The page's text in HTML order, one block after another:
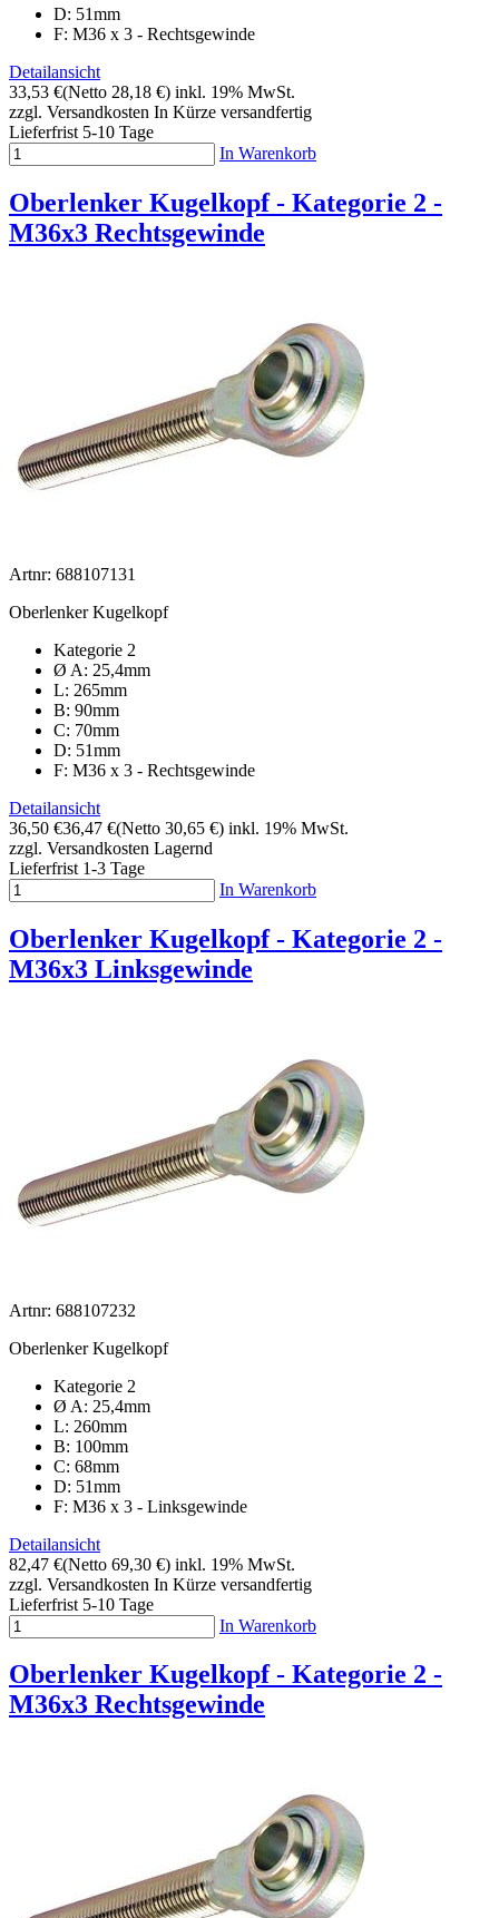
D: 51mm
F: M36 x 3 - Rechtsgewinde
Detailansicht
33,53 €(Netto 28,18 €) inkl. 19% MwSt.
zzgl. Versandkosten In Kürze versandfertig
Lieferfrist 5-10 Tage
In Warenkorb
Oberlenker Kugelkopf - Kategorie 2 -
M36x3 Rechtsgewinde
Artnr: 688107131
Oberlenker Kugelkopf
Kategorie 2
Ø A: 25,4mm
L: 265mm
B: 90mm
C: 70mm
D: 51mm
F: M36 x 3 - Rechtsgewinde
Detailansicht
36,50 €36,47 €(Netto 30,65 €) inkl. 19% MwSt.
zzgl. Versandkosten Lagernd
Lieferfrist 1-3 Tage
In Warenkorb
Oberlenker Kugelkopf - Kategorie 2 -
M36x3 Linksgewinde
Artnr: 688107232
Oberlenker Kugelkopf
Kategorie 2
Ø A: 25,4mm
L: 260mm
B: 100mm
C: 68mm
D: 51mm
F: M36 x 3 - Linksgewinde
Detailansicht
82,47 €(Netto 69,30 €) inkl. 19% MwSt.
zzgl. Versandkosten In Kürze versandfertig
Lieferfrist 5-10 Tage
In Warenkorb
Oberlenker Kugelkopf - Kategorie 2 -
M36x3 Rechtsgewinde